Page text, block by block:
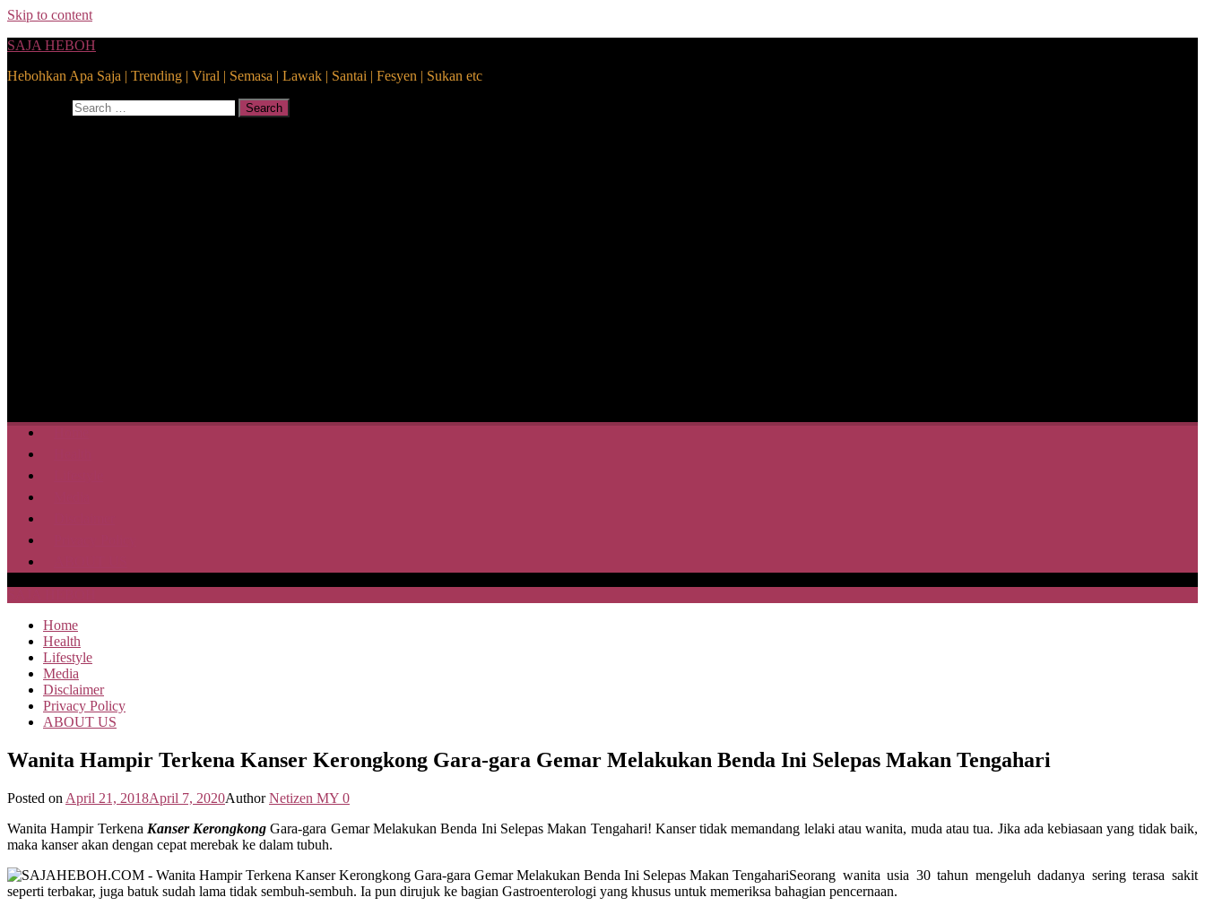
Skip to content
SAJA HEBOH
Hebohkan Apa Saja | Trending | Viral | Semasa | Lawak | Santai | Fesyen | Sukan etc
Search
Home
Health
Lifestyle
Media
Disclaimer
Privacy Policy
ABOUT US
Wanita Hampir Terkena Kanser Kerongkong Gara-gara Gemar Melakukan Benda Ini Selepas Makan Tengahari
Posted on April 21, 2018April 7, 2020Author Netizen MY 0
Wanita Hampir Terkena Kanser Kerongkong Gara-gara Gemar Melakukan Benda Ini Selepas Makan Tengahari! Kanser tidak memandang lelaki atau wanita, muda atau tua. Jika ada kebiasaan yang tidak baik,
maka kanser akan dengan cepat merebak ke dalam tubuh.
Seorang wanita usia 30 tahun mengeluh dadanya sering terasa sakit
seperti terbakar, juga batuk sudah lama tidak sembuh-sembuh. Ia pun dirujuk ke bagian Gastroenterologi yang khusus untuk memeriksa bahagian pencernaan.